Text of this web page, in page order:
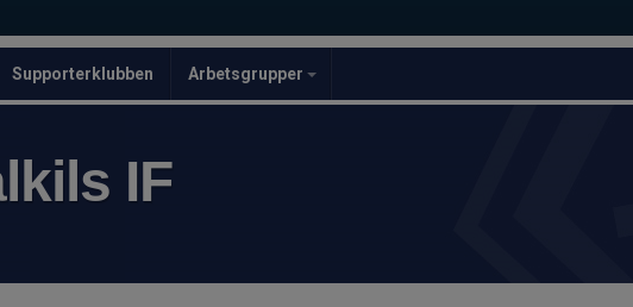
Supporterklubben Arbetsgrupper
IF